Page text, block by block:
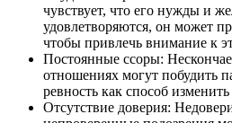
чувствует, что его нужды и
удовлетворяются, он может
чтобы привлечь внимание к
Постоянные ссоры:
отношениях могут побудить
ревность как способ
Отсутствие доверия: